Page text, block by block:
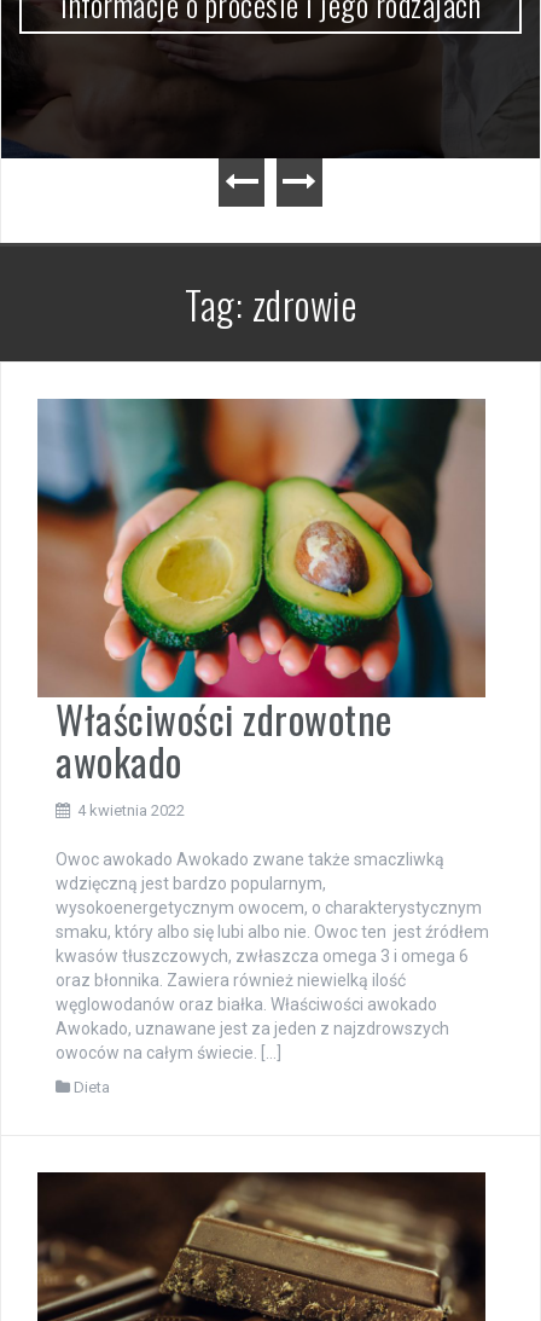
Tag: zdrowie
Właściwości zdrowotne
awokado
4 kwietnia 2022
Owoc awokado Awokado zwane także smaczliwką
wdzięczną jest bardzo popularnym,
wysokoenergetycznym owocem, o charakterystycznym
smaku, który albo się lubi albo nie. Owoc ten jest źródłem
kwasów tłuszczowych, zwłaszcza omega 3 i omega 6
oraz błonnika. Zawiera również niewielką ilość
węglowodanów oraz białka. Właściwości awokado
Awokado, uznawane jest za jeden z najzdrowszych
owoców na całym świecie. […]
Dieta